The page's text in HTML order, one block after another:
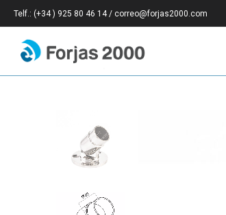
Telf.: (+34 ) 925 80 46 14 / correo@forjas2000.com